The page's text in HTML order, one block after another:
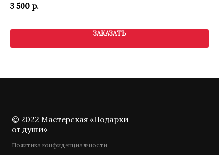
3 500 р.
ЗАКАЗАТЬ
© 2022 Мастерская «Подарки
от души»
Политика конфиденциальности